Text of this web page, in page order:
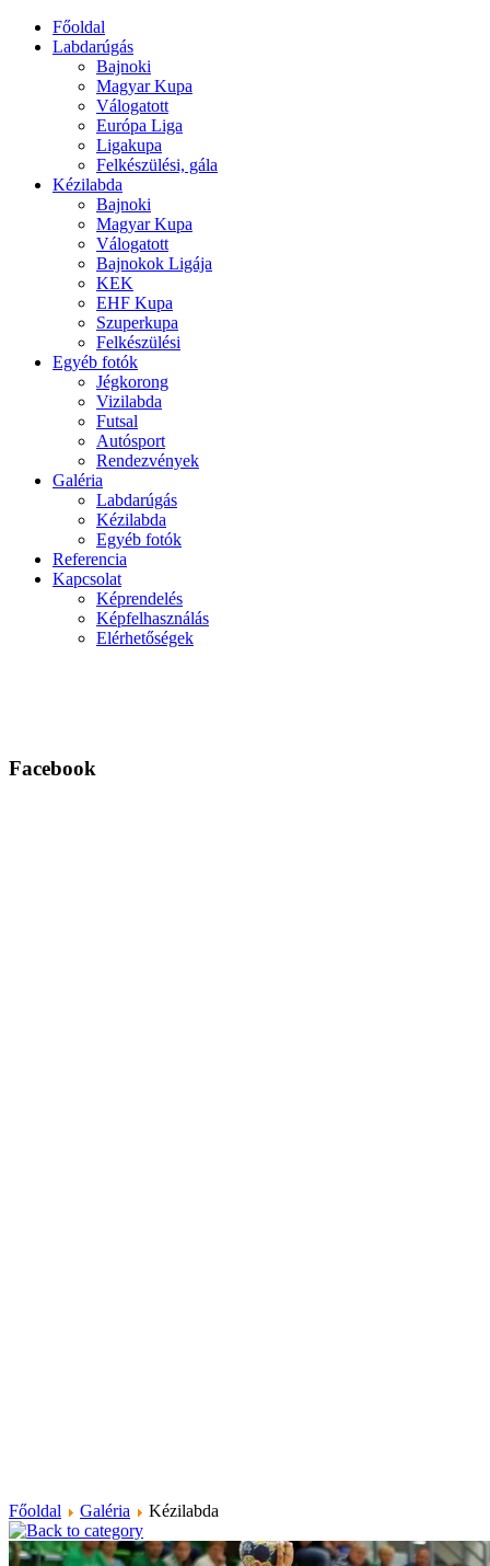
Főoldal
Labdarúgás
Bajnoki
Magyar Kupa
Válogatott
Európa Liga
Ligakupa
Felkészülési, gála
Kézilabda
Bajnoki
Magyar Kupa
Válogatott
Bajnokok Ligája
KEK
EHF Kupa
Szuperkupa
Felkészülési
Egyéb fotók
Jégkorong
Vizilabda
Futsal
Autósport
Rendezvények
Galéria
Labdarúgás
Kézilabda
Egyéb fotók
Referencia
Kapcsolat
Képrendelés
Képfelhasználás
Elérhetőségek
Facebook
Főoldal Galéria Kézilabda